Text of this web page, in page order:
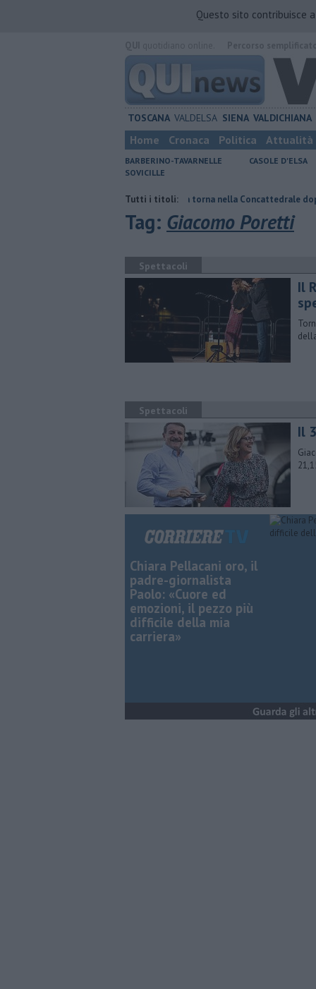
Questo sito contribuisce
TOSCANA VALDELSA SIENA VALDICHIANA
Home Cronaca Politica Attualità
BARBERINO-TAVARNELLE CASOLE D'ELSA
SOVICILLE
Tutti i titoli:
Pagina miniata torna nella Concattedrale dopo un
Tag: Giacomo Poretti
Spettacoli
Il
Spettacoli
Il
Chiara Pellacani oro, il
padre-giornalista
Paolo: «Cuore ed
emozioni, il pezzo più
difficile della mia
carriera»